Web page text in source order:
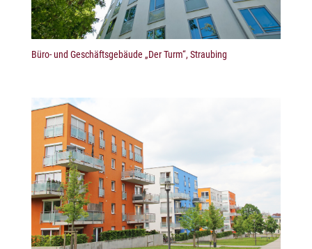
Büro- und Geschäftsgebäude „Der Turm“, Straubing